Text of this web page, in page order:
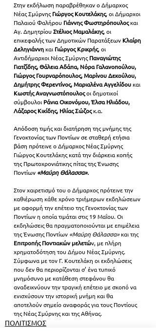
Στην εκδήλωση παραβρέθηκαν ο Δήμαρχος
Νέας Σμύρνης Γιώργος Κουτελάκης, οι Δήμαρχοι
Παλαιού Φαλήρου Γιάννης Φωστηρόπουλος και
Αγ. Δημητρίου Στέλιος Μαμαλάκης, οι
επικεφαλής των Δημοτικών Παρατάξεων Κλαίρη
Δεληγιάννη και Γιώργος Κρικρής, οι
Αντιδήμαρχοι Νέας Σμύρνης Παναγιώτης
Γιατζίδης, Θάλεια Αδάπα, Νόρα Γαλανοπούλου,
Γιώργος Γουρναρόπουλος, Μαρίνου Δεκούλου,
Δημήτρης Φερεντίνος, Μαριαλένα Αγγελίδου και
Κωστής Αναγνωστόπουλος οι δημοτικοί
σύμβουλοι Ράνια Οικονόμου, Έλσα Ηλιάδου,
Λάζαρος Κικίδης, Ηλίας Σώζος κ.α.
Απόδοση τιμής και διατήρηση της μνήμης της
Γενοκτονίας των Ποντίων σε σταθερή ετήσια
βάση πρότεινε ο Δήμαρχος Νέας Σμύρνης
Γιώργος Κουτελάκης κατά την διάρκεια κοπής
της Πρωτοχρονιάτικης πίτας της Ένωσης
Ποντίων «Μαύρη Θάλασσα».
Στον χαιρετισμό του ο Δήμαρχος πρότεινε την
καθιέρωση κάθε χρόνο τριήμερων εκδηλώσεων
με αφορμή την επέτειο της Γενοκτονίας των
Ποντίων η οποία τιμάται στις 19 Μαΐου. Οι
εκδηλώσεις θα πραγματοποιούνται με επιμέλεια
της Ένωσης Ποντίων «Μαύρη Θάλασσα» και της
Επιτροπής Ποντιακών μελετών, με πλήρη
χρηματοδότηση του Δήμου Νέας Σμύρνης.
Σύμφωνα με τον Γ. Κουτελάκη οι εκδηλώσεις
που δεν θα περιορίζονται σ’ ένα τυπικό
μνημόσυνο με κατάθεση στεφάνου θα
αναδεικνύουν την τραγική επέτειο με σκοπό να
ενισχύσουν την ιστορική μνήμη και θα
αποτελούν σημείο αναφοράς για τους Ποντίους
της Νέας Σμύρνης και της Αθήνας.
ΠΟΛΙΤΙΣΜΟΣ